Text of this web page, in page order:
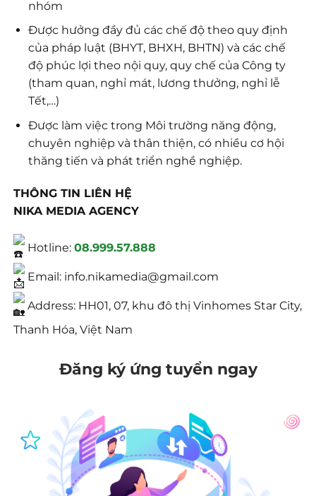
nhóm
Được hưởng đầy đủ các chế độ theo quy định
của pháp luật (BHYT, BHXH, BHTN) và các chế
độ phúc lợi theo nội quy, quy chế của Công ty
(tham quan, nghỉ mát, lương thưởng, nghỉ lễ
Tết,…)
Được làm việc trong Môi trường năng động,
chuyên nghiệp và thân thiện, có nhiều cơ hội
thăng tiến và phát triển nghề nghiệp.
THÔNG TIN LIÊN HỆ
NIKA MEDIA AGENCY
Hotline:08.999.57.888
Email: info.nikamedia@gmail.com
Address: HH01, 07, khu đô thị Vinhomes Star City,
Thanh Hóa, Việt Nam
Đăng ký ứng tuyển ngay